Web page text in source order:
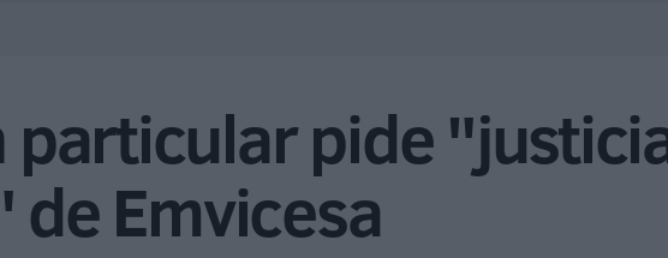
particular pide
Emvicesa